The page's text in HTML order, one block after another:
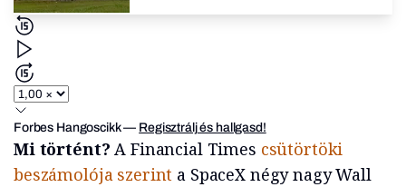
Forbes Hangoscikk— Regisztrálj és hallgasd!
Mi történt?A Financial Times csütörtöki
beszámolója szerint a SpaceX négy nagy Wall